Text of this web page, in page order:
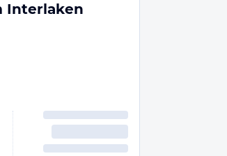
Interlaken